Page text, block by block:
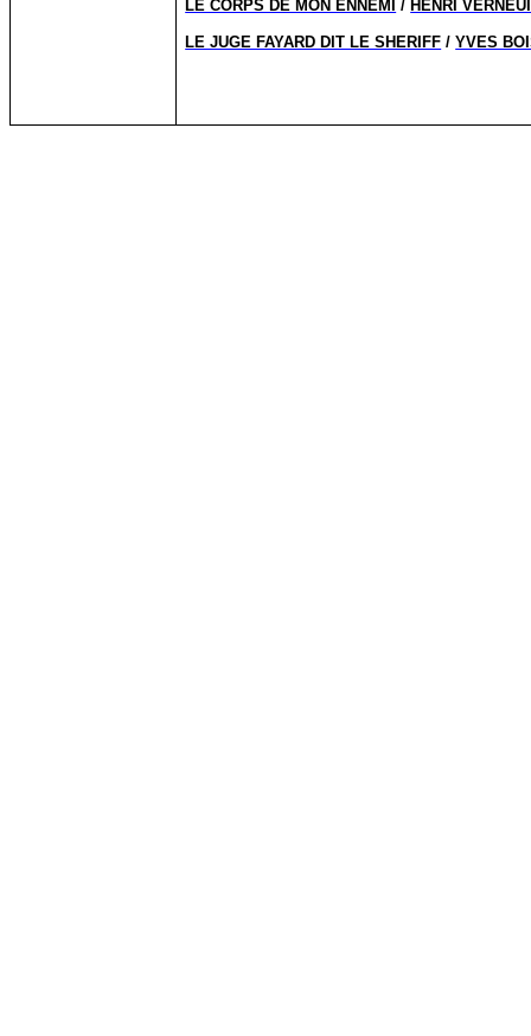
LE CORPS DE MON ENNEMI / HENRI
LE JUGE FAYARD DIT LE SHERIFF /YVES